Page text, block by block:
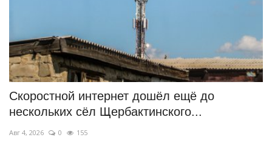
Скоростной интернет дошёл ещё до
нескольких сёл Щербактинского...
Авг 4, 2026 0 155